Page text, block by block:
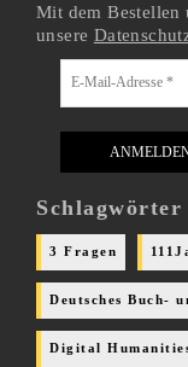
Mit dem Bestellen
unsere
Schlagwörter
3 Fragen
Deutsches Buch-
Digital